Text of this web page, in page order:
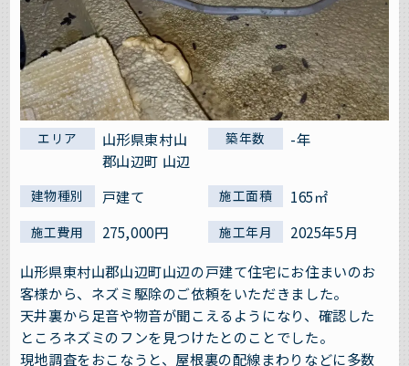
エリア
山形県東村山
郡山辺町 山辺
築年数 -年
建物種別 戸建て 施工面積 165㎡
施工費用 275,000円 施工年月
2025年5月
山形県東村山郡山辺町山辺の戸建て住宅にお住まいのお
客様から、ネズミ駆除のご依頼をいただきました。
天井裏から足音や物音が聞こえるようになり、確認した
ところネズミのフンを見つけたとのことでした。
現地調査をおこなうと、屋根裏の配線まわりなどに多数